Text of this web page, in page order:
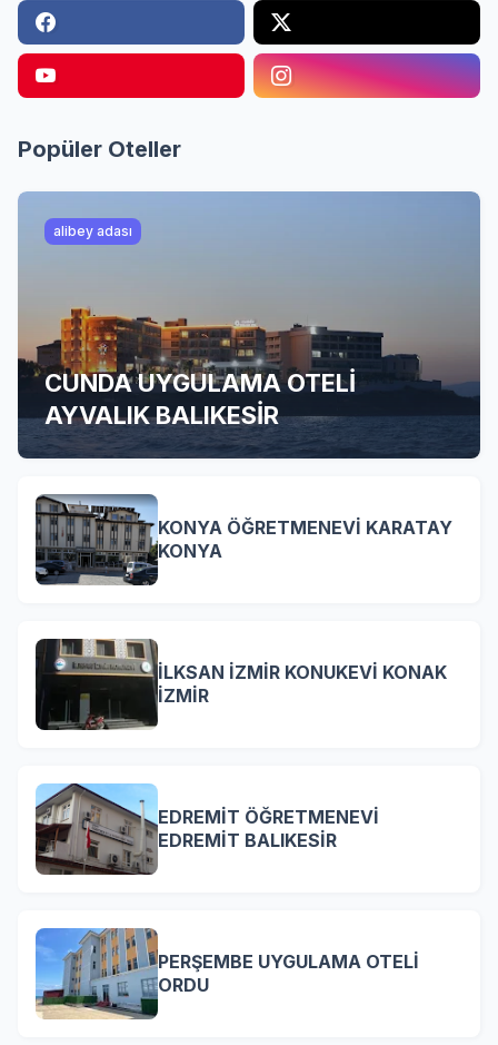
Popüler Oteller
alibey adası
CUNDA UYGULAMA OTELİ
AYVALIK BALIKESİR
KONYA ÖĞRETMENEVİ KARATAY
KONYA
İLKSAN İZMİR KONUKEVİ KONAK
İZMİR
EDREMİT ÖĞRETMENEVİ
EDREMİT BALIKESİR
PERŞEMBE UYGULAMA OTELİ
ORDU